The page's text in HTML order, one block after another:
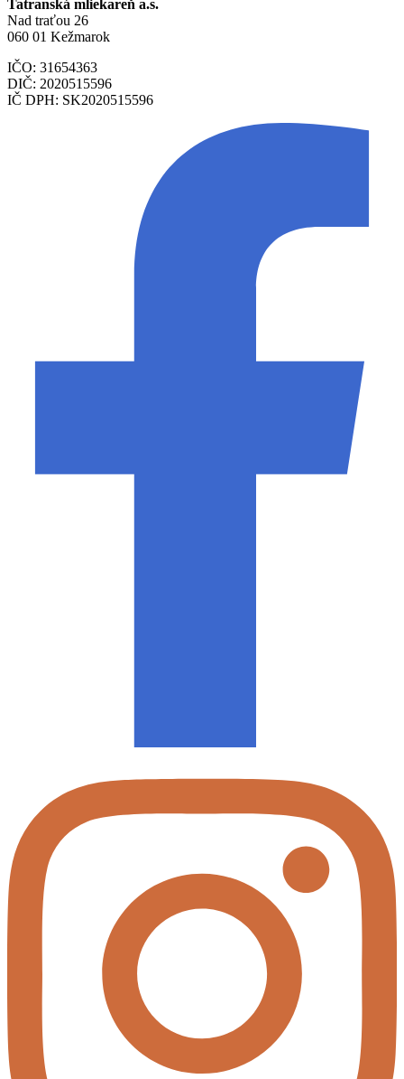
Tatranská mliekareň a.s.
Nad traťou 26
060 01 Kežmarok
IČO: 31654363
DIČ: 2020515596
IČ DPH: SK2020515596